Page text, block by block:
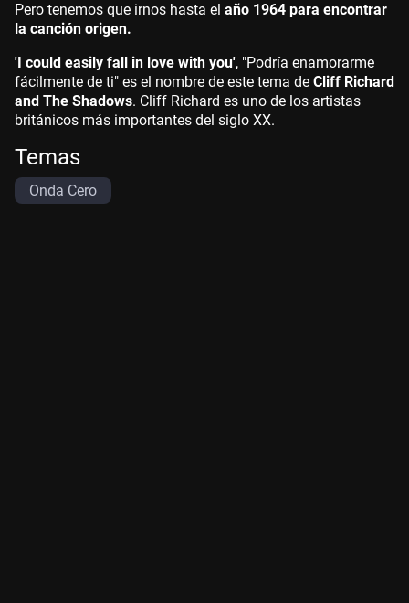
Pero tenemos que irnos hasta el año 1964 para encontrar
la canción origen.
'I could easily fall in love with you', "Podría enamorarme
fácilmente de ti" es el nombre de este tema de Cliff Richard
and The Shadows. Cliff Richard es uno de los artistas
británicos más importantes del siglo XX.
Temas
Onda Cero